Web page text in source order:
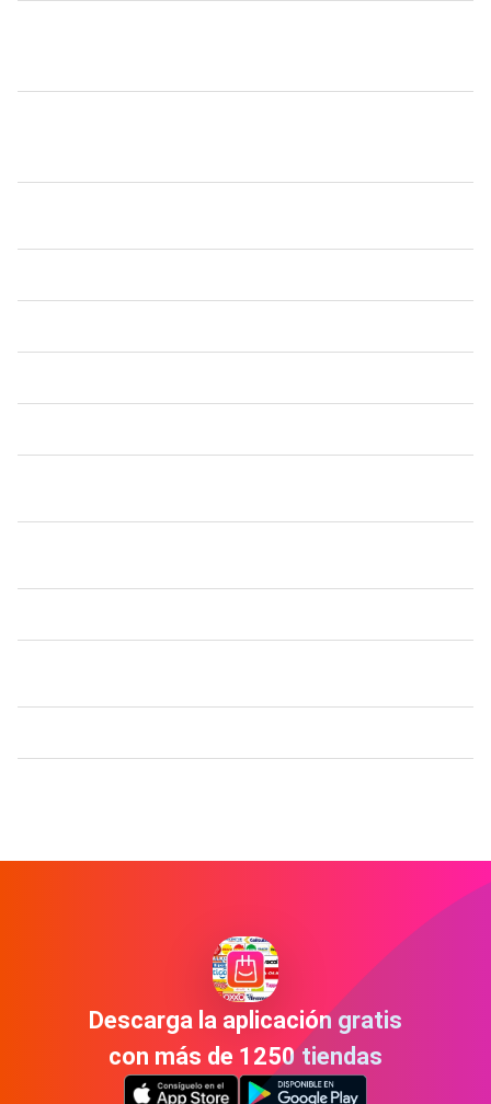
Descarga la aplicación gratis
con más de 1250 tiendas